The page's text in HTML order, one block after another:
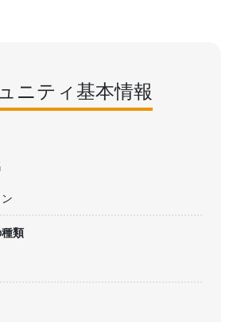
ニティ基本情報
類